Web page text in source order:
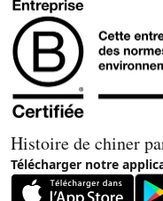
Histoire de chiner
Télécharger notre